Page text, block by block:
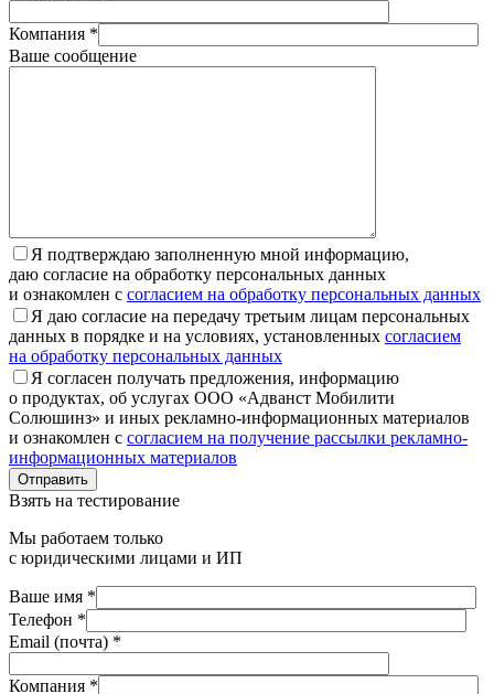
Компания *
Ваше сообщение
Я подтверждаю заполненную мной информацию,
даю согласие на обработку персональных данных
и ознакомлен с согласием на обработку персональных данных
Я даю согласие на передачу третьим лицам персональных
данных в порядке и на условиях, установленных согласием
на обработку персональных данных
Я согласен получать предложения, информацию
о продуктах, об услугах ООО «Адванст Мобилити
Солюшинз» и иных рекламно-информационных материалов
и ознакомлен с согласием на получение рассылки рекламно-
информационных материалов
Отправить
Взять на тестирование
Мы работаем только
с юридическими лицами и ИП
Ваше имя *
Телефон *
Email (почта) *
Компания *